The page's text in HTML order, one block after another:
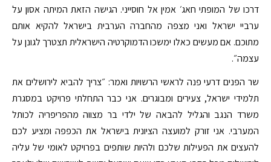
דרכו של המופתי חאג׳ אמין אל חוסייני. הגישה הזאת המיתה אסון על
ערביי ישראל ואני מצפה מהחברה הערבית בישראל להקיא אותם
מתוכם. אם מעשים כאלו ימשכו הדמוקרטיה הישראלית תצטרך לגונן על
עצמה״.
שר הפנים דרעי פנה לראשי הרשויות ואמר: ״צריך להביא לירושלים את
תלמידי ישראל, צעירים ומבוגרים. אני כבר התחלתי פרויקט במסגרת
משרד הנגב והגליל להבאה של ילדי בר מצווה מהפריפריה לכותל
המערבי. אני זורק למועצה הציונית בישראל את הכפפה ומציע לכם
להעצים את הפעילות שלכם ולהיות שותפים בפרויקט לאומי של עליה